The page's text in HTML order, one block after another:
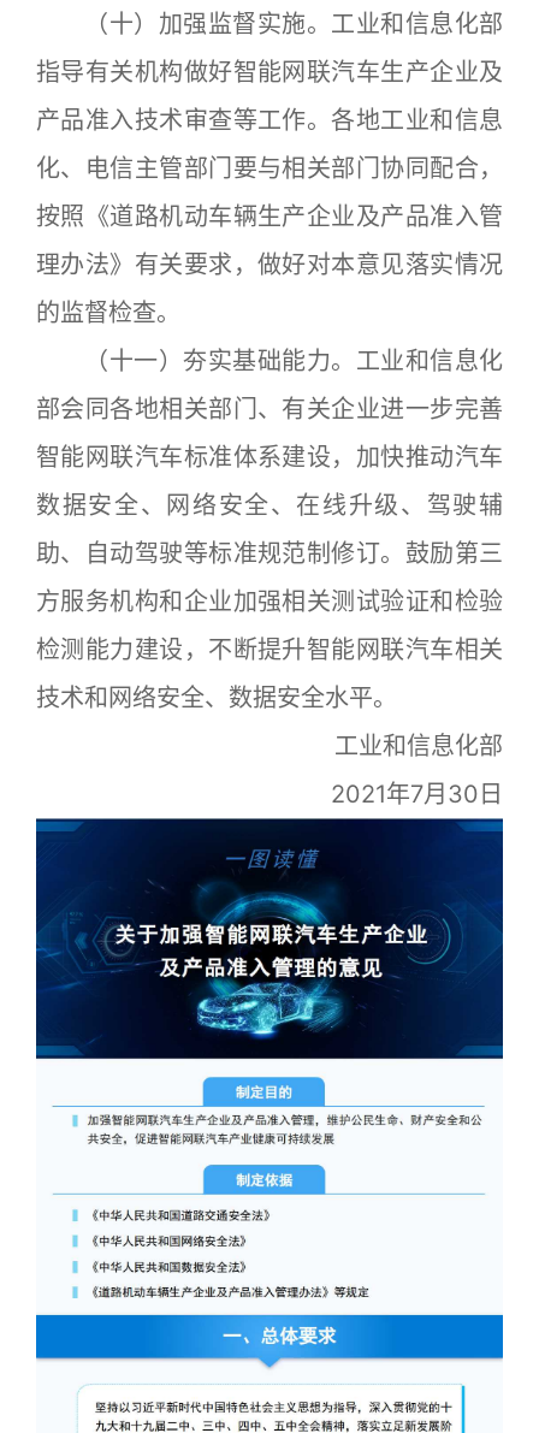
（十）加强监督实施。工业和信息化部
指导有关机构做好智能网联汽车生产企业及
产品准入技术审查等工作。各地工业和信息
化、电信主管部门要与相关部门协同配合，
按照《道路机动车辆生产企业及产品准入管
理办法》有关要求，做好对本意见落实情况
的监督检查。
（十一）夯实基础能力。工业和信息化
部会同各地相关部门、有关企业进一步完善
智能网联汽车标准体系建设，加快推动汽车
数据安全、网络安全、在线升级、驾驶辅
助、自动驾驶等标准规范制修订。鼓励第三
方服务机构和企业加强相关测试验证和检验
检测能力建设，不断提升智能网联汽车相关
技术和网络安全、数据安全水平。
工业和信息化部
2021年7月30日